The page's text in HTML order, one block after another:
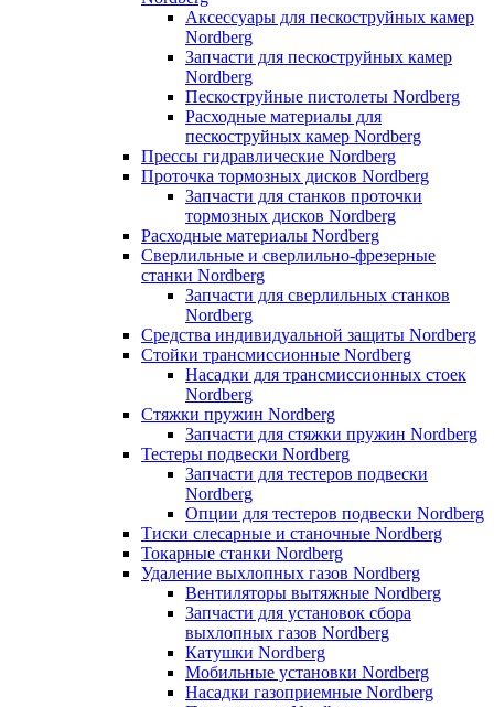
Аксессуары для пескоструйных камер
Nordberg
Запчасти для пескоструйных камер
Nordberg
Пескоструйные пистолеты Nordberg
Расходные материалы для
пескоструйных камер Nordberg
Прессы гидравлические Nordberg
Проточка тормозных дисков Nordberg
Запчасти для станков проточки
тормозных дисков Nordberg
Расходные материалы Nordberg
Сверлильные и сверлильно-фрезерные
станки Nordberg
Запчасти для сверлильных станков
Nordberg
Средства индивидуальной защиты Nordberg
Стойки трансмиссионные Nordberg
Насадки для трансмиссионных стоек
Nordberg
Стяжки пружин Nordberg
Запчасти для стяжки пружин Nordberg
Тестеры подвески Nordberg
Запчасти для тестеров подвески
Nordberg
Опции для тестеров подвески Nordberg
Тиски слесарные и станочные Nordberg
Токарные станки Nordberg
Удаление выхлопных газов Nordberg
Вентиляторы вытяжные Nordberg
Запчасти для установок сбора
выхлопных газов Nordberg
Катушки Nordberg
Мобильные установки Nordberg
Насадки газоприемные Nordberg